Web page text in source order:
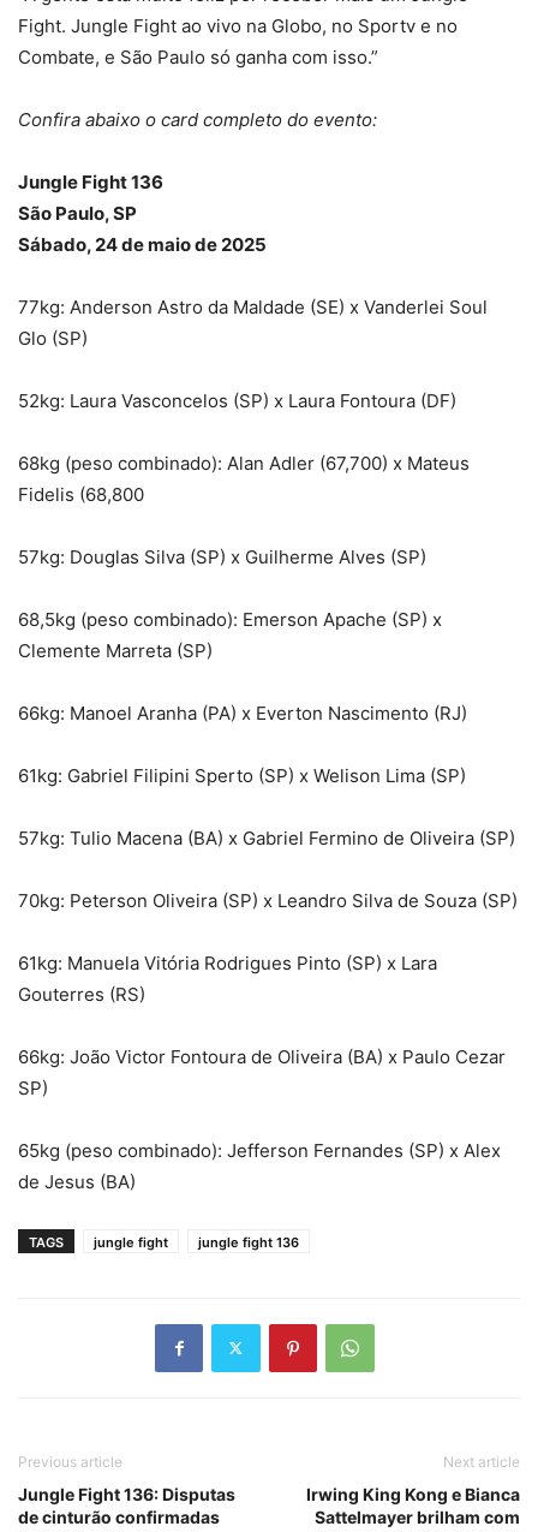
Fight. Jungle Fight ao vivo na Globo, no Sportv e no
Combate, e São Paulo só ganha com isso.”
Confira abaixo o card completo do evento:
Jungle Fight 136
São Paulo, SP
Sábado, 24 de maio de 2025
77kg: Anderson Astro da Maldade (SE) x Vanderlei Soul
Glo (SP)
52kg: Laura Vasconcelos (SP) x Laura Fontoura (DF)
68kg (peso combinado): Alan Adler (67,700) x Mateus
Fidelis (68,800
57kg: Douglas Silva (SP) x Guilherme Alves (SP)
68,5kg (peso combinado): Emerson Apache (SP) x
Clemente Marreta (SP)
66kg: Manoel Aranha (PA) x Everton Nascimento (RJ)
61kg: Gabriel Filipini Sperto (SP) x Welison Lima (SP)
57kg: Tulio Macena (BA) x Gabriel Fermino de Oliveira (SP)
70kg: Peterson Oliveira (SP) x Leandro Silva de Souza (SP)
61kg: Manuela Vitória Rodrigues Pinto (SP) x Lara
Gouterres (RS)
66kg: João Victor Fontoura de Oliveira (BA) x Paulo Cezar
SP)
65kg (peso combinado): Jefferson Fernandes (SP) x Alex
de Jesus (BA)
TAGS jungle fight jungle fight 136
Previous article
Jungle Fight 136: Disputas
de cinturão confirmadas
Next article
Irwing King Kong e Bianca
Sattelmayer brilham com